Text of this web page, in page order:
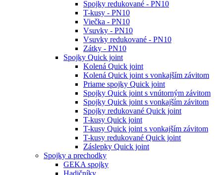
Spojky redukované - PN10
T-kusy - PN10
Viečka - PN10
Vsuvky - PN10
Vsuvky redukované - PN10
Zátky - PN10
Spojky Quick joint
Kolená Quick joint
Kolená Quick joint s vonkajším závitom
Priame spojky Quick joint
Spojky Quick joint s vnútorným závitom
Spojky Quick joint s vonkajším závitom
Spojky redukované Quick joint
T-kusy Quick joint
T-kusy Quick joint s vonkajším závitom
T-kusy redukované Quick joint
Záslepky Quick joint
Spojky a prechodky
GEKA spojky
Hadičníky